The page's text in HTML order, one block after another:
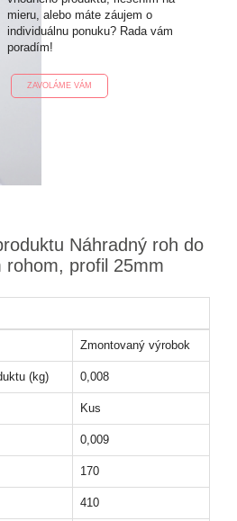
mieru, alebo máte záujem o
individuálnu ponuku? Rada vám
poradím!
ZAVOLÁME VÁM
Náhradný roh do
rohom, profil 25mm
Zmontovaný výrobok
(kg) 0,008
Kus
0,009
170
410